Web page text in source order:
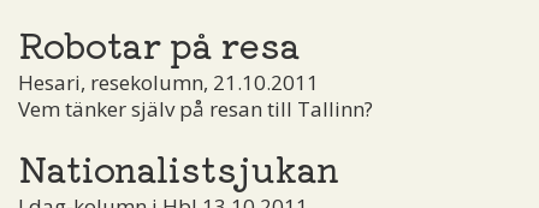
Robotar på resa
Hesari, resekolumn, 21.10.2011
Vem tänker själv på resan till Tallinn?
Nationalistsjukan